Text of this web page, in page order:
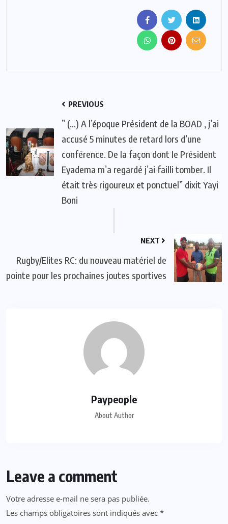
PREVIOUS
” (…) A l’époque Président de la BOAD , j’ai
accusé 5 minutes de retard lors d’une
conférence. De la façon dont le Président
Eyadema m’a regardé j’ai failli tomber. Il
était très rigoureux et ponctuel” dixit Yayi
Boni
NEXT
Rugby/Elites RC: du nouveau matériel de
pointe pour les prochaines joutes sportives
Paypeople
About Author
Leave a comment
Votre adresse e-mail ne sera pas publiée.
Les champs obligatoires sont indiqués avec *